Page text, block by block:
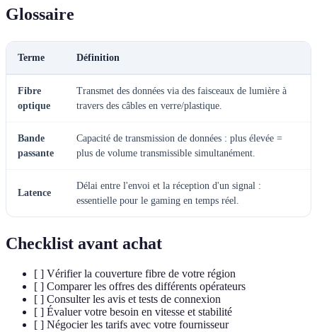
Glossaire
Terme Définition
Fibre
optique
Transmet des données via des faisceaux de lumière à
travers des câbles en verre/plastique.
Bande
passante
Capacité de transmission de données : plus élevée =
plus de volume transmissible simultanément.
Latence
Délai entre l'envoi et la réception d'un signal :
essentielle pour le gaming en temps réel.
Checklist avant achat
[ ] Vérifier la couverture fibre de votre région
[ ] Comparer les offres des différents opérateurs
[ ] Consulter les avis et tests de connexion
[ ] Évaluer votre besoin en vitesse et stabilité
[ ] Négocier les tarifs avec votre fournisseur